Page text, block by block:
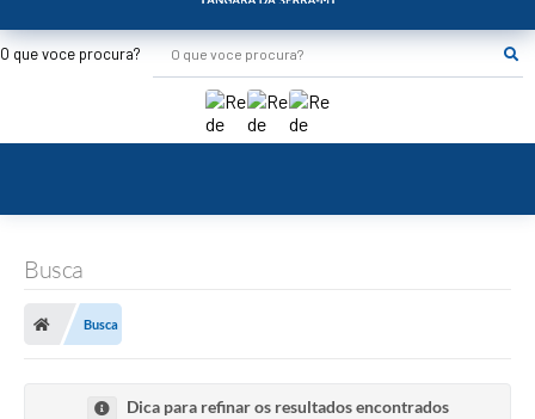
O que voce procura?
Busca
Busca
Dica para refinar os resultados encontrados